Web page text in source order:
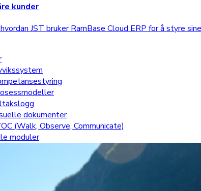
kunder
JST bruker RamBase Cloud ERP for å styre
dokumenter
(Walk, Observe, Communicate)
moduler